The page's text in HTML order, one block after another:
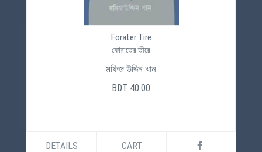
Forater Tire
ফোরাতের তীরে
মফিজ উদ্দিন খান
BDT 40.00
DETAILS CART